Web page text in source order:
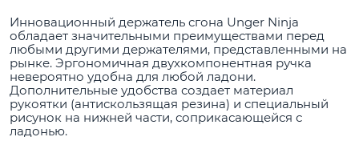
Инновационный держатель сгона Unger Ninja
обладает значительными преимуществами перед
любыми другими держателями, представленными на
рынке. Эргономичная двухкомпонентная ручка
невероятно удобна для любой ладони.
Дополнительные удобства создает материал
рукоятки (антискользящая резина) и специальный
рисунок на нижней части, соприкасающейся с
ладонью.